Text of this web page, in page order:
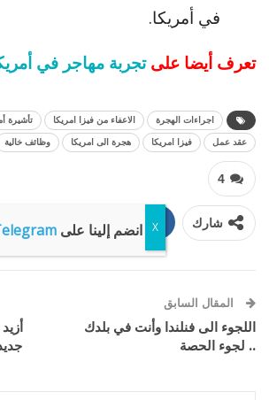
في أمريكا.
تعرف أيضا على تجربة مهاجر في
اجراءات الهجرة الاعفاء من فيزا امريكا تأشيرة
عقد عمل
فيزا امريكا هجرة الى امريكا وظائف خالية
4
شارك Facebook
المقال السابق
اللجوء الى فنلندا وأنت في بلدك
.. لجوء الحصة
انضم إلينا على